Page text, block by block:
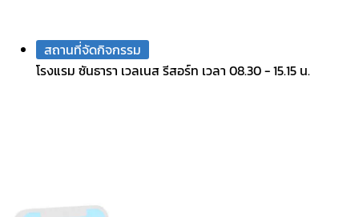
สถานที่จัดกิจกรรม
โรงแรม ซันธารา เวลเนส รีสอร์ท เวลา 08.30 - 15.15 น.